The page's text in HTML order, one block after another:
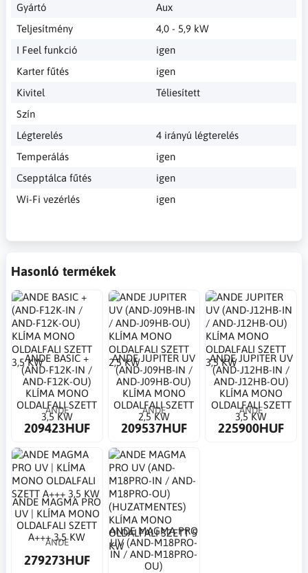
Gyártó
Aux
Teljesítmény
4,0 - 5,9 kW
I Feel funkció
igen
Karter fűtés
igen
Kivitel
Téliesített
Szín
Légterelés
4 irányú légterelés
Temperálás
igen
Csepptálca fűtés
igen
Wi-Fi vezérlés
igen
Hasonló termékek
ANDE BASIC +
(AND-F12K-IN /
AND-F12K-OU)
KLÍMA MONO
OLDALFALI SZETT
3,5 KW
ANDE
209423HUF
ANDE JUPITER UV
(AND-J09HB-IN /
AND-J09HB-OU)
KLÍMA MONO
OLDALFALI SZETT
2,5 KW
ANDE
209537HUF
ANDE JUPITER UV
(AND-J12HB-IN /
AND-J12HB-OU)
KLÍMA MONO
OLDALFALI SZETT
3,5 KW
ANDE
225900HUF
ANDE MAGMA PRO
UV | KLÍMA MONO
OLDALFALI SZETT
A+++ 3,5 KW
ANDE
279273HUF
ANDE MAGMA PRO
UV (AND-M18PRO-
IN / AND-M18PRO-
OU)